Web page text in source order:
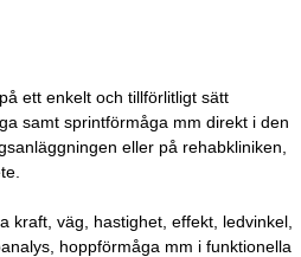
ett enkelt och tillförlitligt sätt
samt sprintförmåga mm direkt i den
eller på rehabkliniken,
kraft, väg, hastighet, effekt, ledvinkel,
hoppförmåga mm i funktionella